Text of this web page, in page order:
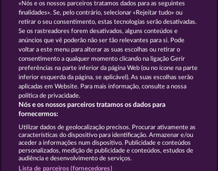
MEDUSA'S LAIR POSEIDON'S RISING
Termos e Condições
Declaração de Privacidade Marca
Empresa Perguntas frequentes Facebook
Enviar pedido de rescisão
«Nós e os nossos parceiros tratamos dados para as seguintes
finalidades». Se, pelo contrário, selecionar «Rejeitar tudo» ou
retirar o seu consentimento, estas tecnologias serão desativadas.
Se os rastreadores forem desativados, alguns conteúdos e
anúncios que vê poderão não ser tão relevantes para si. Pode
voltar a este menu para alterar as suas escolhas ou retirar o
consentimento a qualquer momento clicando na ligação Gerir
preferências na parte inferior da página Web (ou no ícone na parte
inferior esquerda da página, se aplicável). As suas escolhas serão
aplicadas em Website. Para mais informação, consulte a nossa
política de privacidade.
Nós e os nossos parceiros tratamos os dados para
fornecermos:
Utilizar dados de geolocalização precisos. Procurar ativamente as
características do dispositivo para identificação. Armazenar e/ou
aceder a informações num dispositivo. Publicidade e conteúdos
personalizados, medição de publicidade e conteúdos, estudos de
audiência e desenvolvimento de serviços.
Lista de parceiros (fornecedores)